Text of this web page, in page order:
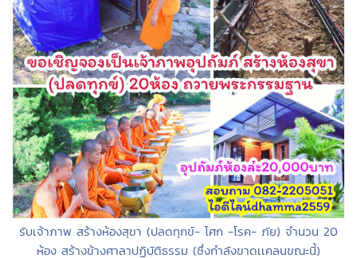
รับเจ้าภาพ สร้างห้องสุขา (ปลดทุกข์- โศก -โรค- ภัย) จำนวน 20
ห้อง สร้างข้างศาลาปฏิบัติธรรม (ซึ่งกำลังขาดเเคลนขณะนี้)